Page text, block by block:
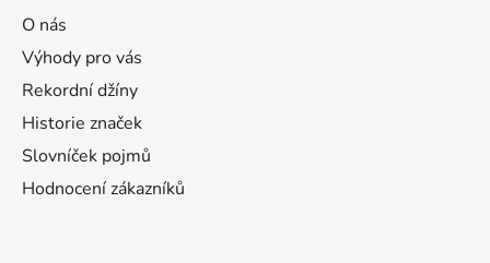
O nás
Výhody pro vás
Rekordní džíny
Historie značek
Slovníček pojmů
Hodnocení zákazníků